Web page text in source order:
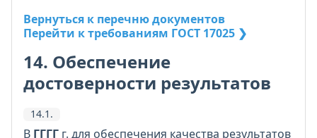
Вернуться к перечню документов
Перейти к требованиям ГОСТ 17025 ❯
14. Обеспечение
достоверности результатов
14.1.
В ГГГГ г. для обеспечения качества результатов